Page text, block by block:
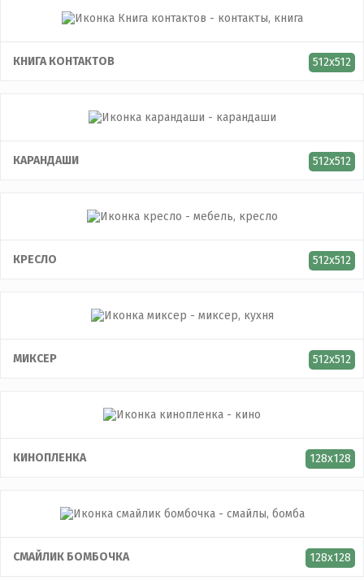
КНИГА КОНТАКТОВ 512x512
КАРАНДАШИ 512x512
КРЕСЛО 512x512
МИКСЕР 512x512
КИНОПЛЕНКА 128x128
СМАЙЛИК БОМБОЧКА 128x128